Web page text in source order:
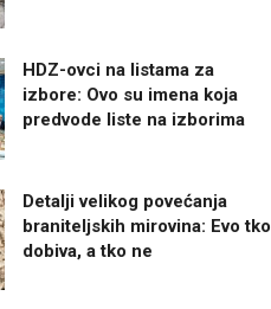
HDZ-ovci na listama za
izbore: Ovo su imena koja
predvode liste na izborima
Detalji velikog povećanja
braniteljskih mirovina: Evo tko
dobiva, a tko ne